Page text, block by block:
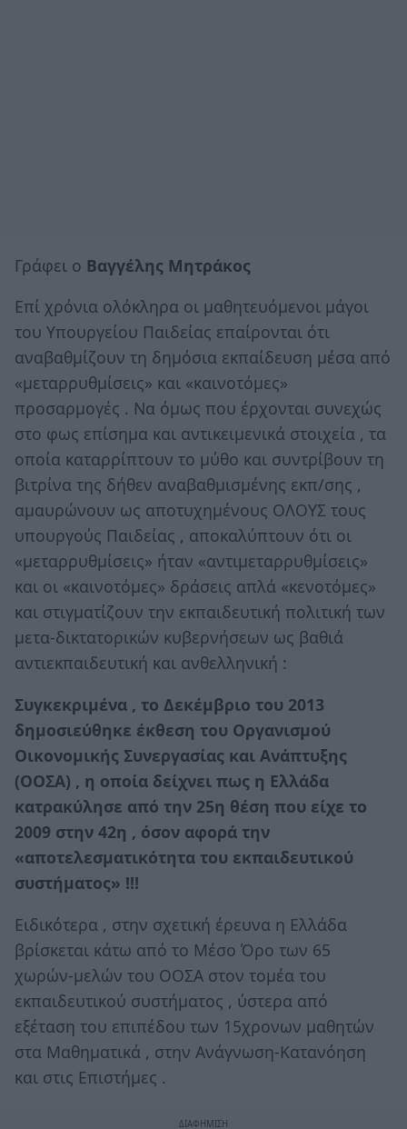
Γράφει ο Βαγγέλης Μητράκος
Επί χρόνια ολόκληρα οι μαθητευόμενοι μάγοι
του Υπουργείου Παιδείας επαίρονται ότι
αναβαθμίζουν τη δημόσια εκπαίδευση μέσα από
«μεταρρυθμίσεις» και «καινοτόμες»
προσαρμογές . Να όμως που έρχονται συνεχώς
στο φως επίσημα και αντικειμενικά στοιχεία , τα
οποία καταρρίπτουν το μύθο και συντρίβουν τη
βιτρίνα της δήθεν αναβαθμισμένης εκπ/σης ,
αμαυρώνουν ως αποτυχημένους ΟΛΟΥΣ τους
υπουργούς Παιδείας , αποκαλύπτουν ότι οι
«μεταρρυθμίσεις» ήταν «αντιμεταρρυθμίσεις»
και οι «καινοτόμες» δράσεις απλά «κενοτόμες»
και στιγματίζουν την εκπαιδευτική πολιτική των
μετα-δικτατορικών κυβερνήσεων ως βαθιά
αντιεκπαιδευτική και ανθελληνική :
Συγκεκριμένα , το Δεκέμβριο του 2013
δημοσιεύθηκε έκθεση του Οργανισμού
Οικονομικής Συνεργασίας και Ανάπτυξης
(ΟΟΣΑ) , η οποία δείχνει πως η Ελλάδα
κατρακύλησε από την 25η θέση που είχε το
2009 στην 42η , όσον αφορά την
«αποτελεσματικότητα του εκπαιδευτικού
συστήματος» !!!
Ειδικότερα , στην σχετική έρευνα η Ελλάδα
βρίσκεται κάτω από το Μέσο Όρο των 65
χωρών-μελών του ΟΟΣΑ στον τομέα του
εκπαιδευτικού συστήματος , ύστερα από
εξέταση του επιπέδου των 15χρονων μαθητών
στα Μαθηματικά , στην Ανάγνωση-Κατανόηση
και στις Επιστήμες .